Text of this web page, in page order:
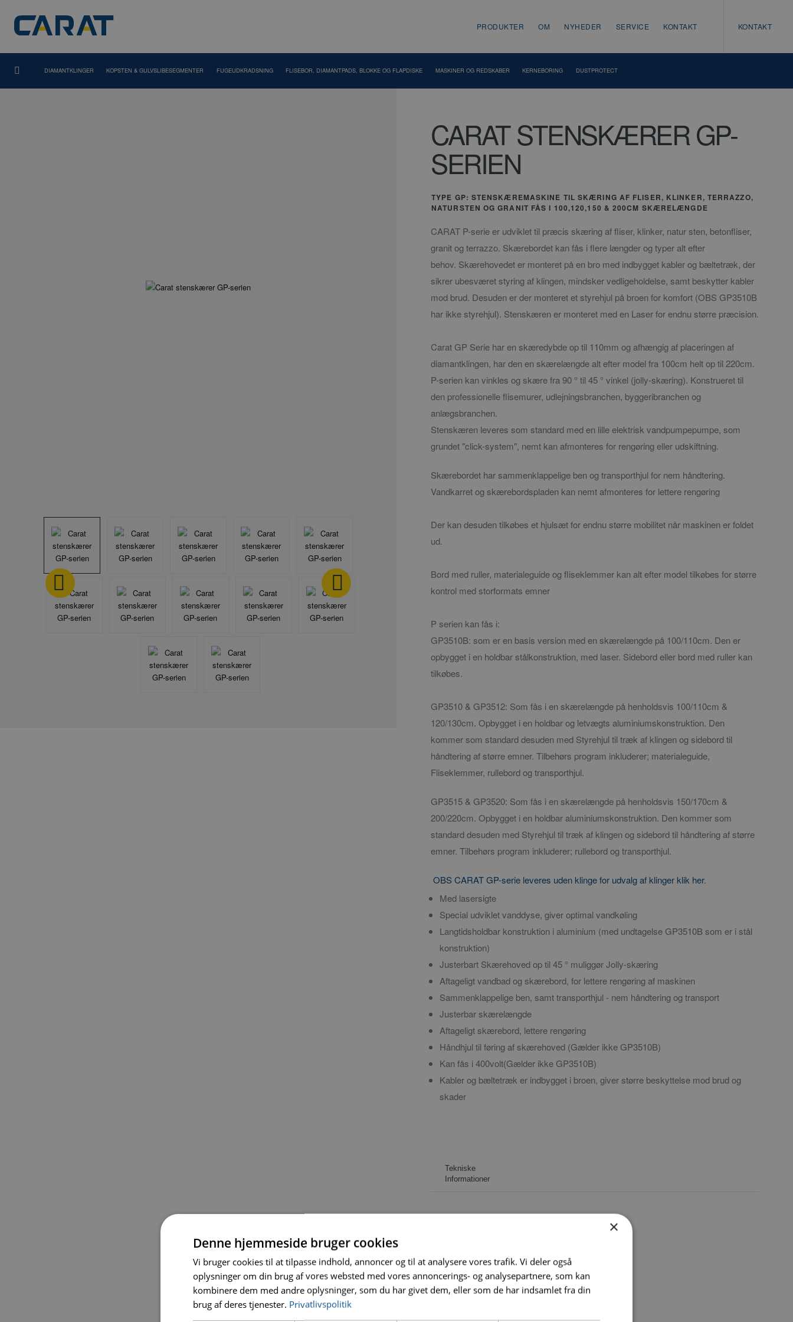
PRODUKTER OM NYHEDER SERVICE KONTAKT KONTAKT
DIAMANTKLINGER KOPSTEN & GULVSLIBESEGMENTER FUGEUDKRADSNING FLISEBOR, DIAMANTPADS, BLOKKE OG FLAPDISKE MASKINER OG REDSKABER KERNEBORING DUSTPROTECT
CARAT STENSKÆRER GP-
SERIEN
TYPE GP: STENSKÆREMASKINE TIL SKÆRING AF FLISER, KLINKER, TERRAZZO,
NATURSTEN OG GRANIT FÅS I 100,120,150 & 200CM SKÆRELÆNGDE
CARAT P-serie er udviklet til præcis skæring af fliser, klinker, natur sten, betonfliser,
granit og terrazzo. Skærebordet kan fås i flere længder og typer alt efter
behov. Skærehovedet er monteret på en bro med indbygget kabler og bæltetræk, der
sikrer ubesværet styring af klingen, mindsker vedligeholdelse, samt beskytter kabler
mod brud. Desuden er der monteret et styrehjul på broen for komfort (OBS GP3510B
har ikke styrehjul). Stenskæren er monteret med en Laser for endnu større præcision.
Carat GP Serie har en skæredybde op til 110mm og afhængig af placeringen af
diamantklingen, har den en skærelængde alt efter model fra 100cm helt op til 220cm.
P-serien kan vinkles og skære fra 90 ° til 45 ° vinkel (jolly-skæring). Konstrueret til
den professionelle flisemurer, udlejningsbranchen, byggeribranchen og
anlægsbranchen.
Stenskæren leveres som standard med en lille elektrisk vandpumpepumpe, som
grundet "click-system", nemt kan afmonteres for rengøring eller udskiftning.
Skærebordet har sammenklappelige ben og transporthjul for nem håndtering.
Vandkarret og skærebordspladen kan nemt afmonteres for lettere rengøring
Der kan desuden tilkøbes et hjulsæt for endnu større mobilitet når maskinen er foldet
ud.
Bord med ruller, materialeguide og fliseklemmer kan alt efter model tilkøbes for større
kontrol med storformats emner
P serien kan fås i:
GP3510B: som er en basis version med en skærelængde på 100/110cm. Den er
opbygget i en holdbar stålkonstruktion, med laser. Sidebord eller bord med ruller kan
tilkøbes.
GP3510 & GP3512: Som fås i en skærelængde på henholdsvis 100/110cm &
120/130cm. Opbygget i en holdbar og letvægts aluminiumskonstruktion. Den
kommer som standard desuden med Styrehjul til træk af klingen og sidebord til
håndtering af større emner. Tilbehørs program inkluderer; materialeguide,
Fliseklemmer, rullebord og transporthjul.
GP3515 & GP3520: Som fås i en skærelængde på henholdsvis 150/170cm &
200/220cm. Opbygget i en holdbar aluminiumskonstruktion. Den kommer som
standard desuden med Styrehjul til træk af klingen og sidebord til håndtering af større
emner. Tilbehørs program inkluderer; rullebord og transporthjul.
OBS CARAT GP-serie leveres uden klinge for udvalg af klinger klik her.
Med lasersigte
Special udviklet vanddyse, giver optimal vandkøling
Langtidsholdbar konstruktion i aluminium (med undtagelse GP3510B som er i stål
konstruktion)
Justerbart Skærehoved op til 45 ° muliggør Jolly-skæring
Aftageligt vandbad og skærebord, for lettere rengøring af maskinen
Sammenklappelige ben, samt transporthjul - nem håndtering og transport
Justerbar skærelængde
Aftageligt skærebord, lettere rengøring
Håndhjul til føring af skærehoved (Gælder ikke GP3510B)
Kan fås i 400volt(Gælder ikke GP3510B)
Kabler og bæltetræk er indbygget i broen, giver større beskyttelse mod brud og
skader
Tekniske
Informationer
Motorstørrelse
[KW/Hk]
2,2
(3,0)
Klingestørrelse350x25,40
×
Denne hjemmeside bruger cookies
Vi bruger cookies til at tilpasse indhold, annoncer og til at analysere vores trafik. Vi deler også
oplysninger om din brug af vores websted med vores annoncerings- og analysepartnere, som kan
kombinere dem med andre oplysninger, som du har givet dem, eller som de har indsamlet fra din
brug af deres tjenester. Privatlivspolitik